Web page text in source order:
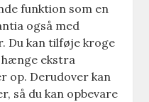
funktion som en
også med
Du kan tilføje kroge
ekstra
op. Derudover kan
så du kan opbevare